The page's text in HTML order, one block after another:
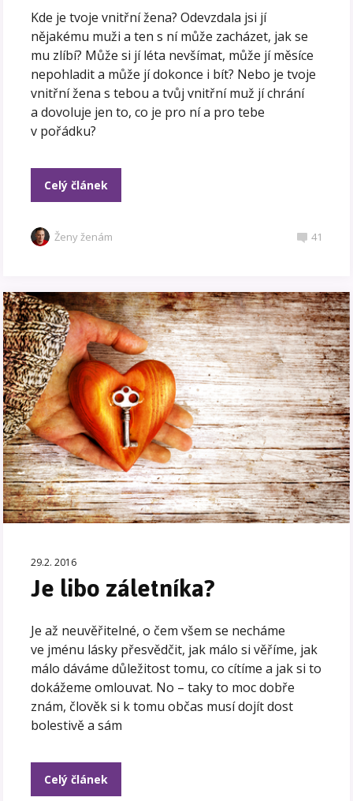
Kde je tvoje vnitřní žena? Odevzdala jsi jí
nějakému muži a ten s ní může zacházet, jak se
mu zlíbí? Může si jí léta nevšímat, může jí měsíce
nepohladit a může jí dokonce i bít? Nebo je tvoje
vnitřní žena s tebou a tvůj vnitřní muž jí chrání
a dovoluje jen to, co je pro ní a pro tebe
v pořádku?
Celý článek
Ženy ženám 41
29.2. 2016
Je libo záletníka?
Je až neuvěřitelné, o čem všem se necháme
ve jménu lásky přesvědčit, jak málo si věříme, jak
málo dáváme důležitost tomu, co cítíme a jak si to
dokážeme omlouvat. No – taky to moc dobře
znám, člověk si k tomu občas musí dojít dost
bolestivě a sám
Celý článek